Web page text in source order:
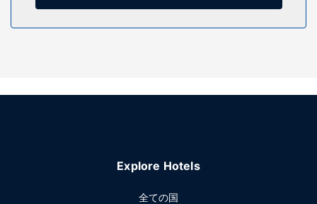
らの眺めをお楽しみいただけます。このホテルでは、WiFi (無
料)、24 時間対応フロントデスクをお使いいただけます。敷
Explore Hotels
全ての国